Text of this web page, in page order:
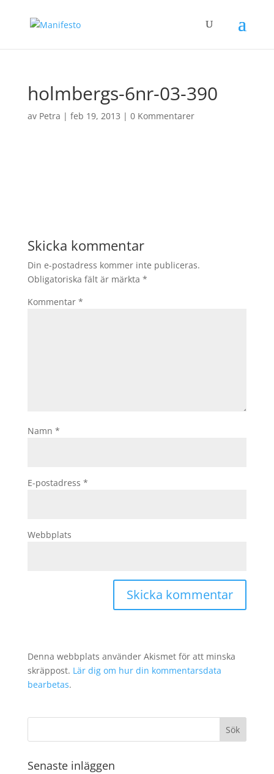
holmbergs-6nr-03-390
av Petra | feb 19, 2013 | 0 Kommentarer
Skicka kommentar
Din e-postadress kommer inte publiceras.
Obligatoriska fält är märkta *
Kommentar *
Namn *
E-postadress *
Webbplats
Denna webbplats använder Akismet för att minska
skräppost. Lär dig om hur din kommentarsdata
bearbetas.
Senaste inläggen